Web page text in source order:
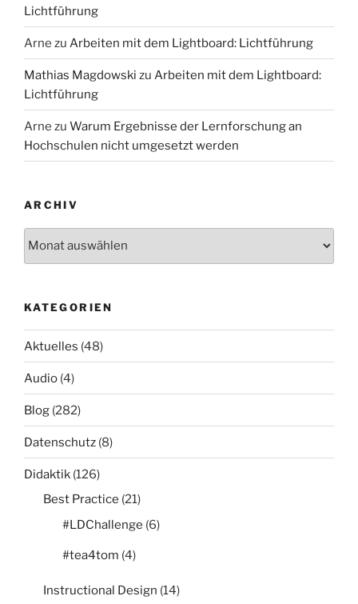
Lichtführung
Arne zu Arbeiten mit dem Lightboard: Lichtführung
Mathias Magdowski zu Arbeiten mit dem Lightboard:
Lichtführung
Arne zu Warum Ergebnisse der Lernforschung an
Hochschulen nicht umgesetzt werden
ARCHIV
KATEGORIEN
Aktuelles (48)
Audio (4)
Blog (282)
Datenschutz (8)
Didaktik (126)
Best Practice (21)
#LDChallenge (6)
#tea4tom (4)
Instructional Design (14)